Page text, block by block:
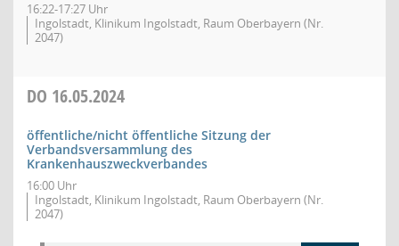
16:22-17:27 Uhr
Ingolstadt, Klinikum Ingolstadt, Raum Oberbayern (Nr.
2047)
DO 16.05.2024
öffentliche/nicht öffentliche Sitzung der
Verbandsversammlung des
Krankenhauszweckverbandes
16:00 Uhr
Ingolstadt, Klinikum Ingolstadt, Raum Oberbayern (Nr.
2047)